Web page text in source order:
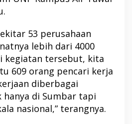
53 perusahaan
lebih dari 4000
kegiatan tersebut, kita
609 orang pencari kerja
diberbagai
hanya di Sumbar tapi
nasional,” terangnya.